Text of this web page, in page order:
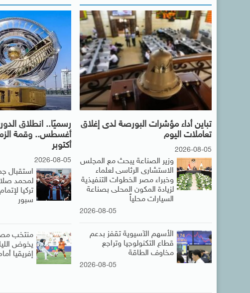
أكتوبر
2026-08-05
استقبال
لمحمد
تركيا
سبور
منتخب مصر
يخوض
إفريقيا
تباين أداء مؤشرات البورصة لدى إغلاق
تعاملات اليوم
2026-08-05
وزير الصناعة يبحث مع المجلس
الاستشارى الرئاسى لعلماء
وخبراء مصر الخطوات التنفيذية
لزيادة المكون المحلى بصناعة
السيارات محلياً
2026-08-05
الأسهم الآسيوية تقفز بدعم
قطاع التكنولوجيا وتراجع
مخاوف الطاقة
2026-08-05